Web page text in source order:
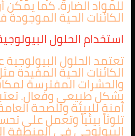
للمواد الضارة. كما يمكن
الكائنات الحية الموجودة
استخدام الحلول
تعتمد الحلول
الكائنات الحية المفيدة
والحشرات المفترسة
بشكل طبيعي وفعال.
آمنة للبيئة وللصحة
تلوثاً بيئياً وتعمل على
البيولوجي في المنطقة